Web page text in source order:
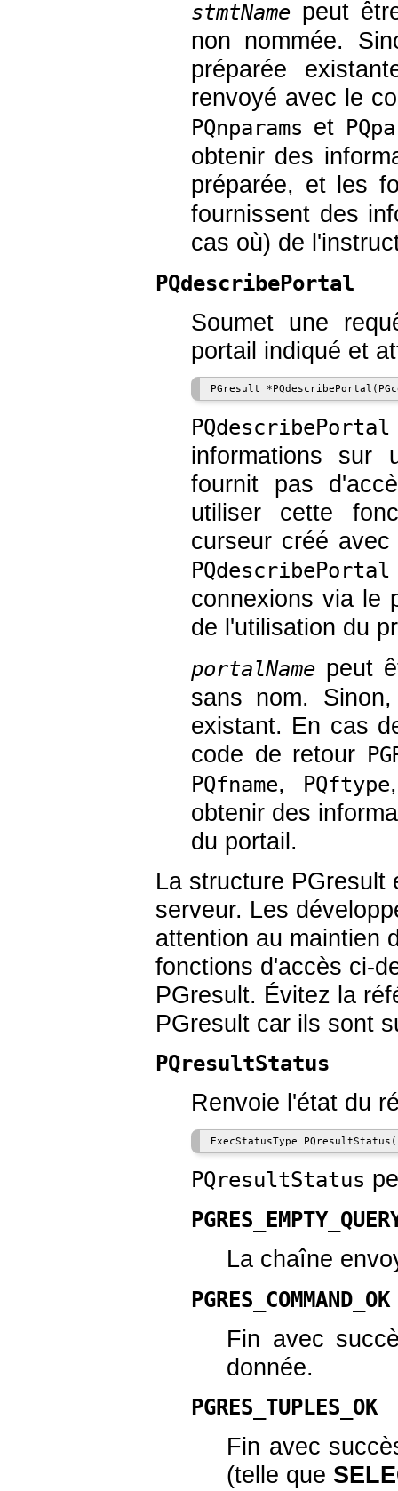
stmtName peut
non nommée.
préparée
renvoyé avec le
PQnparams et
obtenir des
préparée, et les
fournissent des
cas où) de
PQdescribePortal
Soumet une
portail indiqué et
PQdescribePortal
informations sur
fournit pas
utiliser cette
curseur créé
PQdescribePortal
connexions via le
de l'utilisation du
portalName peut
sans nom.
existant. En cas
code de retour
PQfname, PQftype
obtenir des
du portail.
La structure PGresult
serveur. Les
attention au maintien
fonctions d'accès ci-
PGresult. Évitez la
PGresult car ils sont
PQresultStatus
Renvoie l'état du
PQresultStatus
La chaîne
PGRES_COMMAND_OK
Fin avec
donnée.
PGRES_TUPLES_OK
Fin avec
(telle que